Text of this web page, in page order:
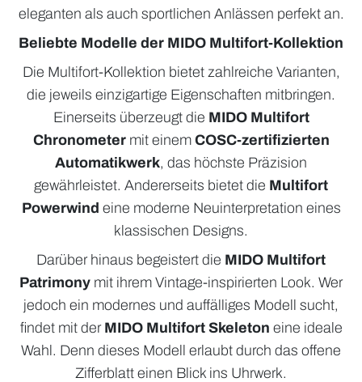
eleganten als auch sportlichen Anlässen perfekt an.
Beliebte Modelle der MIDO Multifort-Kollektion
Die Multifort-Kollektion bietet zahlreiche Varianten,
die jeweils einzigartige Eigenschaften mitbringen.
Einerseits überzeugt die MIDO Multifort
Chronometermit einem COSC-zertifizierten
Automatikwerk, das höchste Präzision
gewährleistet. Andererseits bietet die Multifort
Powerwind eine moderne Neuinterpretation eines
klassischen Designs.
Darüber hinaus begeistert die MIDO Multifort
Patrimony mit ihrem Vintage-inspirierten Look. Wer
jedoch ein modernes und auffälliges Modell sucht,
findet mit der MIDO Multifort Skeleton eine ideale
Wahl. Denn dieses Modell erlaubt durch das offene
Zifferblatt einen Blick ins Uhrwerk.